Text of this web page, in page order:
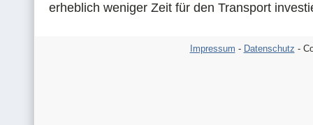
erheblich weniger Zeit für den Transport
Impressum - Datenschutz -